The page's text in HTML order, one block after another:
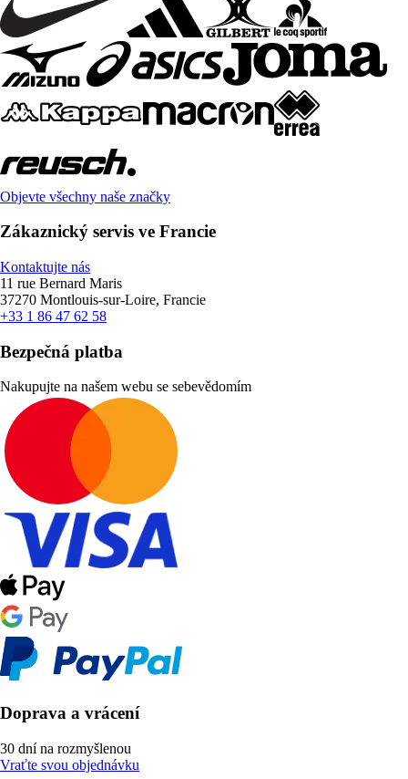
Objevte všechny naše značky
Zákaznický servis ve Francie
Kontaktujte nás
11 rue Bernard Maris
37270 Montlouis-sur-Loire, Francie
+33 1 86 47 62 58
Bezpečná platba
Nakupujte na našem webu se sebevědomím
Doprava a vrácení
30 dní na rozmyšlenou
Vraťte svou objednávku